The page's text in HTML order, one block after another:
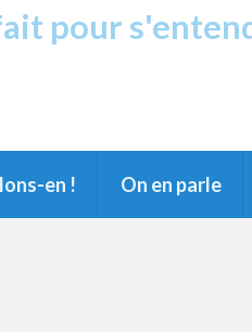
pour
en ! On en parle